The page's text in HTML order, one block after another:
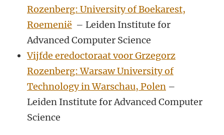
Rozenberg: University of Boekarest,
Roemenië – Leiden Institute for
Advanced Computer Science
Vijfde eredoctoraat voor Grzegorz
Rozenberg: Warsaw University of
Technology in Warschau, Polen –
Leiden Institute for Advanced Computer
Science